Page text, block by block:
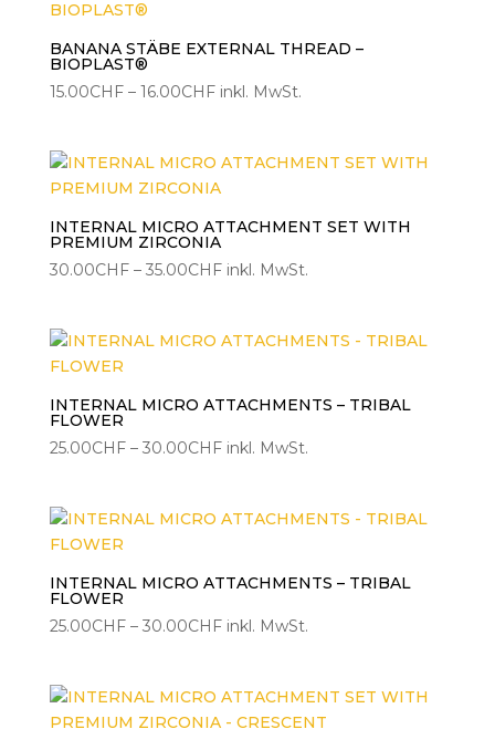
BANANA STÄBE EXTERNAL THREAD –
BIOPLAST®
15.00CHF – 16.00CHFPreisspanne:
16.00CHF
inkl. MwSt.
INTERNAL MICRO ATTACHMENT SET WITH
PREMIUM ZIRCONIA
30.00CHF – 35.00CHFPreisspanne:
35.00CHF
inkl. MwSt.
INTERNAL MICRO ATTACHMENTS – TRIBAL
FLOWER
25.00CHF – 30.00CHFPreisspanne:
30.00CHF
inkl. MwSt.
INTERNAL MICRO ATTACHMENTS – TRIBAL
FLOWER
25.00CHF – 30.00CHFPreisspanne:
30.00CHF
inkl. MwSt.